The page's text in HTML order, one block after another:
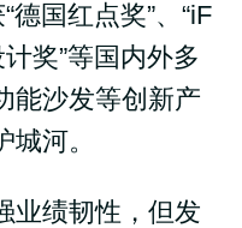
德国红点奖”、“iF
奖”等国内外多
能沙发等创新产
河。
业绩韧性，但发